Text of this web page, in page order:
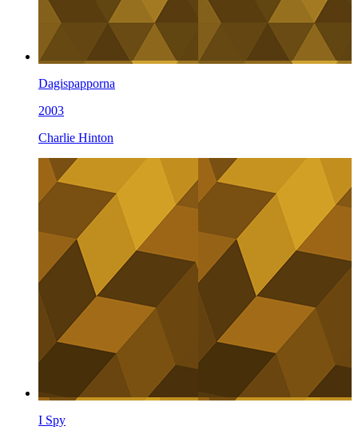
Dagispapporna
2003
Charlie Hinton
I Spy